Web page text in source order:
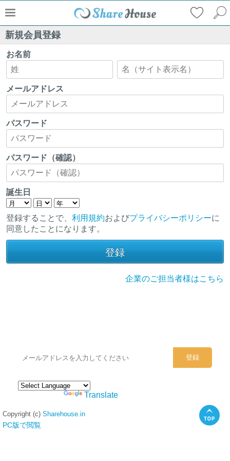
新規会員登録
お名前
メールアドレス
パスワード
パスワード（確認）
誕生日
登録することで、 利用規約およびプライバシーポリシーに
同意したことになります。
企業のご担当者様はこちら
Translate
Copyright (c) Sharehouse.in
PC版で閲覧